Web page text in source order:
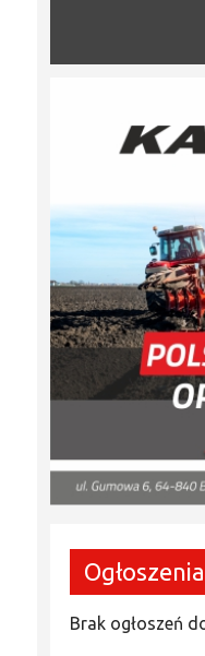
Ogłoszenia
Brak ogłoszeń